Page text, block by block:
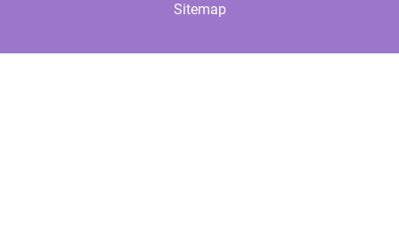
Sitemap